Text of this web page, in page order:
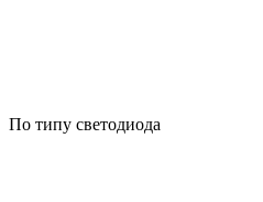
По типу светодиода